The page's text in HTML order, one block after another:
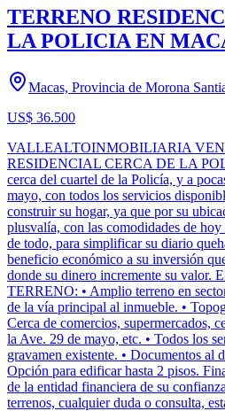
TERRENO
LA POLICIA EN
Macas, Provincia de Morona
US$ 36.500
VALLEALTOINMOBILIARIA
RESIDENCIAL CERCA DE LA
cerca del cuartel de la Policía, y a
mayo, con todos los servicios
construir su hogar, ya que por su
plusvalía, con las comodidades de
de todo, para simplificar su diario
beneficio económico a su inversión
donde su dinero incremente su valor.
TERRENO: • Amplio terreno en
de la vía principal al inmueble. •
Cerca de comercios, supermercados,
la Ave. 29 de mayo, etc. • Todos los
gravamen existente. • Documentos al
Opción para edificar hasta 2 pisos.
de la entidad financiera de su
terrenos, cualquier duda o consulta,